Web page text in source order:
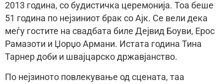
2013 година, со будистичка церемонија. Тоа беше
51 година по нејзиниот брак со Ајк. Се вели дека
меѓу гостите на свадбата биле Дејвид Боуви, Ерос
Рамазоти и Џорџо Армани. Истата година Тина
Тарнер доби и швајцарско државјанство.
По нејзиното повлекување од сцената, таа